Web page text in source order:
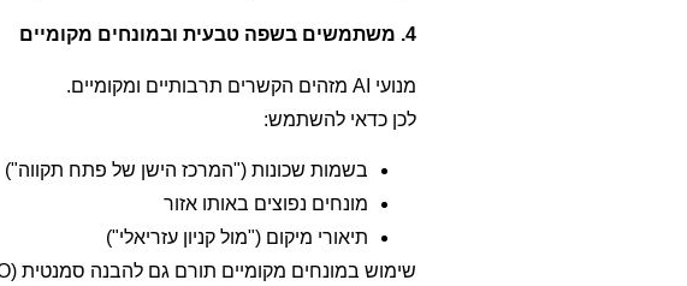
4. משתמשים בשפה טבעית ובמונחים מקומיים
מנועי AI מזהים הקשרים תרבותיים ומקומיים.
לכן כדאי להשתמש:
בשמות שכונות ("המרכז הישן של פתח תקווה")
מונחים נפוצים באותו אזור
תיאורי מיקום ("מול קניון עזריאלי")
שימוש במונחים מקומיים תורם גם להבנה סמנטית (AIO) וגם לרלוונטיות לוקאלית (GEO).